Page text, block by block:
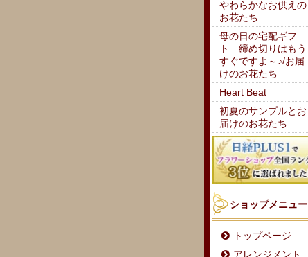
やわらかなお供えの
お花たち
母の日の宅配ギフ
ト 締め切りはもう
すぐですよ～♪/お届
けのお花たち
Heart Beat
初夏のサンプルとお
届けのお花たち
ショップメニュー
トップページ
アレンジメント